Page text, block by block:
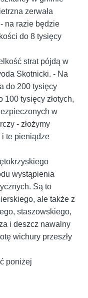
zerwała
na razie będzie
do 8 tysięcy
strat pójdą w
Skotnicki. - Na
do 200 tysięcy
100 tysięcy złotych,
w
- złożymy
te pieniądze
wystąpienia
Są to
ale także z
staszowskiego,
i deszcz nawalny
wichury przeszły
poniżej